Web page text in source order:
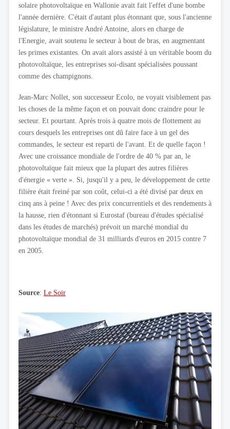
solaire photovoltaïque en Wallonie avait fait l'effet d'une bombe
l'année dernière. C'était d'autant plus étonnant que, sous l'ancienne
législature, le ministre André Antoine, alors en charge de
l'Energie, avait soutenu le secteur à bout de bras, en augmentant
les primes existantes. On avait alors assisté à un véritable boom du
photovoltaïque, les entreprises soi-disant spécialisées poussant
comme des champignons.
Jean-Marc Nollet, son successeur Ecolo, ne voyait visiblement pas
les choses de la même façon et on pouvait donc craindre pour le
secteur. Et pourtant. Après trois à quatre mois de flottement au
cours desquels les entreprises ont dû faire face à un gel des
commandes, le secteur est reparti de l'avant. Et de quelle façon !
Avec une croissance mondiale de l'ordre de 40 % par an, le
photovoltaïque fait mieux que la plupart des autres filières
d'énergie « verte ». Si, jusqu'il y a peu, le développement de cette
filière était freiné par son coût, celui-ci a été divisé par deux en
cinq ans à peine ! Avec des prix concurrentiels et des rendements à
la hausse, rien d'étonnant si Eurostaf (bureau d'études spécialisé
dans les études de marchés) prévoit un marché mondial du
photovoltaïque mondial de 31 milliards d'euros en 2015 contre 7
en 2005.
Source: Le Soir